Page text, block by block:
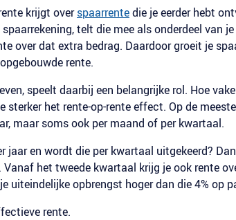
krijgt overspaarrentedie je eerder hebt
telt die mee als onderdeel van
over dat extra bedrag. Daardoor groeit je
rente.
speelt daarbij een belangrijke rol. Hoe
sterker het rente-op-rente effect. Op de
maar soms ook per maand of per kwartaal.
jaar en wordt die per kwartaal uitgekeerd?
het tweede kwartaal krijg je ook rente
uiteindelijke opbrengst hoger dan die 4% op
rente.